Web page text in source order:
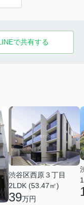
で共有する
渋谷区西原３丁目
2LDK (53.47㎡)
39万円